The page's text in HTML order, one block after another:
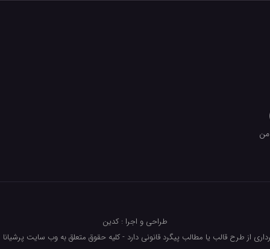
من
طراحی و اجرا : کدین
از طرح قالب یا مطالب پیگرد قانونی دارد - کلیه حقوق متعلق به وب سایت